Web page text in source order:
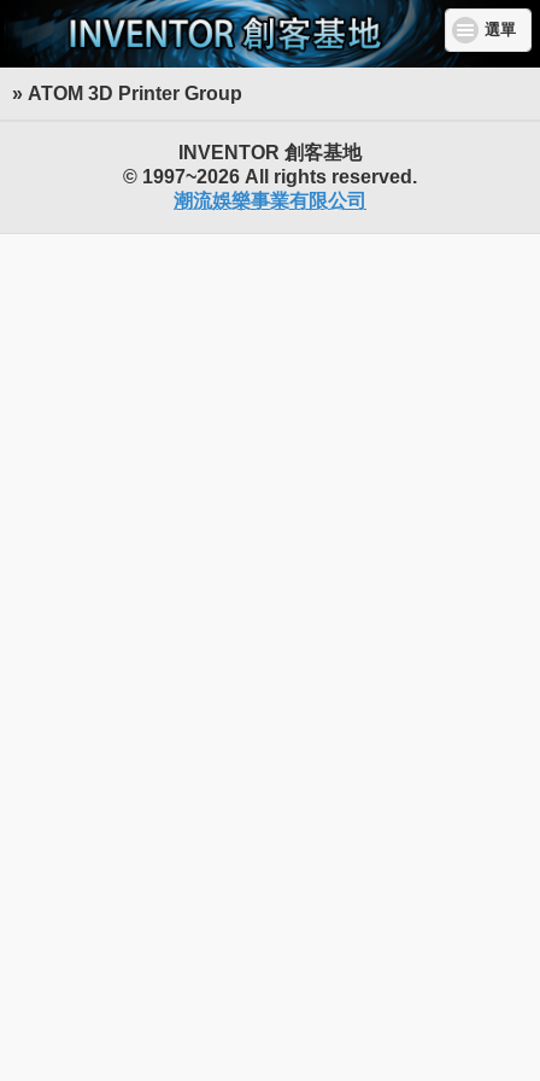
選單
» ATOM 3D Printer Group
INVENTOR 創客基地
© 1997~2026 All rights reserved.
潮流娛樂事業有限公司